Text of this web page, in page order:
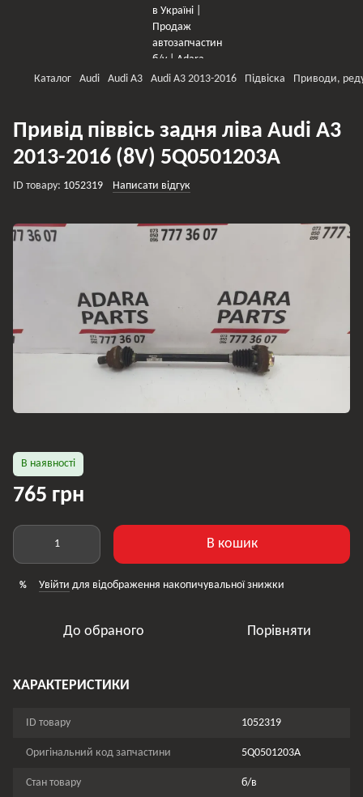
Каталог Audi Audi A3 Audi A3 2013-2016 Підвіска Приводи,
Привід піввісь задня ліва Audi A3
2013-2016 (8V) 5Q0501203A
ID товару: 1052319 Написати відгук
В наявності
765 грн
В кошик
% Увійти для відображення накопичувальної знижки
До обраного Порівняти
ХАРАКТЕРИСТИКИ
ID товару 1052319
Оригінальний код запчастини 5Q0501203A
Стан товару б/в